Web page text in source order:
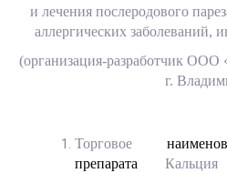
и лечения послеродового
аллергических заболеваний,
(организация-разработчик
г.
Торговое
препарата